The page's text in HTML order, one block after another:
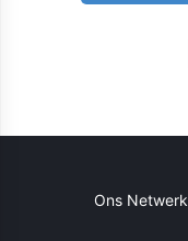
Ons Netwerk